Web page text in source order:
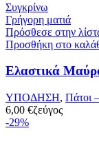
Συγκρίνω
Γρήγορη ματιά
Πρόσθεσε στην
Προσθήκη στο
Ελαστικά
ΥΠΟΔΗΣΗ, Πάτοι
6,00 €ζεύγος
-29%